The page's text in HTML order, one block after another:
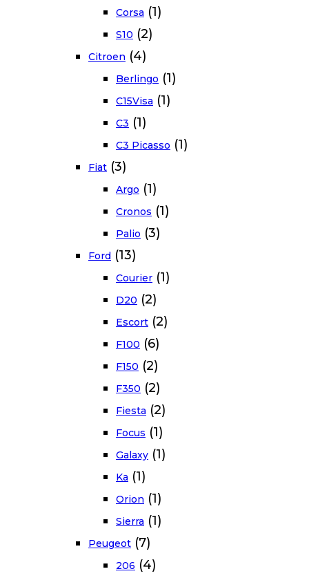
Corsa (1)
S10 (2)
Citroen (4)
Berlingo (1)
C15Visa (1)
C3 (1)
C3 Picasso (1)
Fiat (3)
Argo (1)
Cronos (1)
Palio (3)
Ford (13)
Courier (1)
D20 (2)
Escort (2)
F100 (6)
F150 (2)
F350 (2)
Fiesta (2)
Focus (1)
Galaxy (1)
Ka (1)
Orion (1)
Sierra (1)
Peugeot (7)
206 (4)